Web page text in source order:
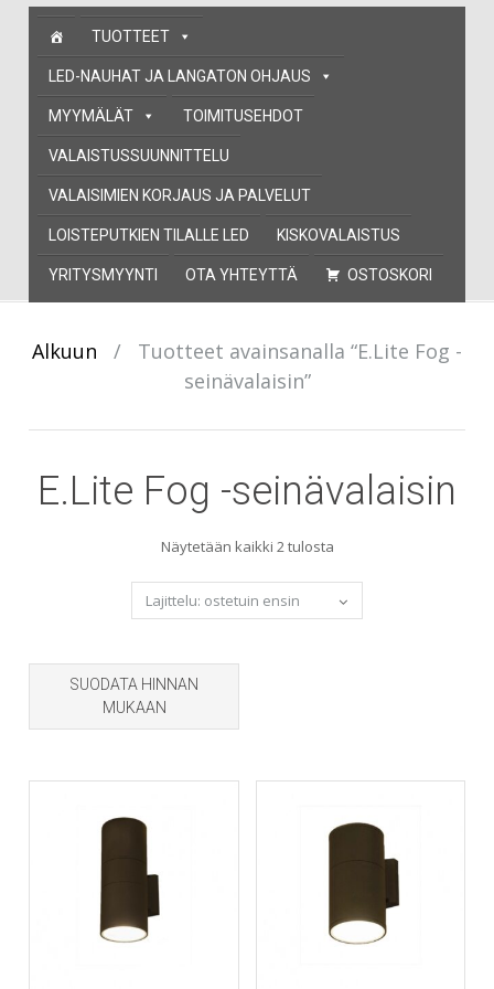
Skip
content
TUOTTEET
LED-NAUHAT JA LANGATON OHJAUS
MYYMÄLÄT TOIMITUSEHDOT
VALAISTUSSUUNNITTELU
VALAISIMIEN KORJAUS JA PALVELUT
LOISTEPUTKIEN TILALLE LED KISKOVALAISTUS
YRITYSMYYNTI OTA YHTEYTTÄ OSTOSKORI
Alkuun /
Tuotteet avainsanalla “E.Lite Fog -
seinävalaisin”
E.Lite Fog -seinävalaisin
Näytetään kaikki 2 tulostaSorted
by
popularity
SUODATA HINNAN
MUKAAN